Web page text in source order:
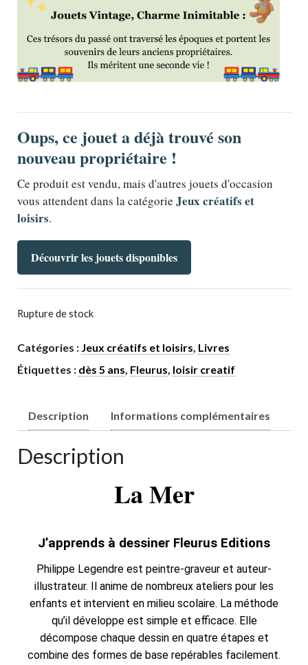
Oups, ce jouet a déjà trouvé son
nouveau propriétaire !
Ce produit est vendu, mais d'autres jouets d'occasion
vous attendent dans la catégorie Jeux créatifs et
loisirs.
Découvrir les jouets disponibles
Rupture de stock
Catégories : Jeux créatifs et loisirs Livres
Étiquettes : dès 5 ans Fleurus loisir creatif
Description Informations complémentaires
Description
La Mer
J’apprends à dessiner Fleurus Editions
Philippe Legendre est peintre-graveur et auteur-
illustrateur. Il anime de nombreux ateliers pour les
enfants et intervient en milieu scolaire. La méthode
qu’il développe est simple et efficace. Elle
décompose chaque dessin en quatre étapes et
combine des formes de base repérables facilement.